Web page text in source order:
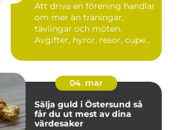
Att driva en förening handlar
om mer än träningar,
tävlingar och möten.
Avgifter, hyror, resor, cupe...
04. mar
Sälja guld i Östersund så
får du ut mest av dina
värdesaker